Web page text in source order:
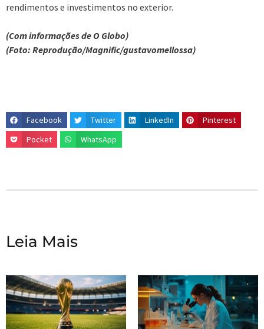
rendimentos e investimentos no exterior.
(Com informações de O Globo)
(Foto: Reprodução/Magnific/gustavomellossa)
Facebook Twitter LinkedIn
Pinterest
Pocket
WhatsApp
Leia Mais